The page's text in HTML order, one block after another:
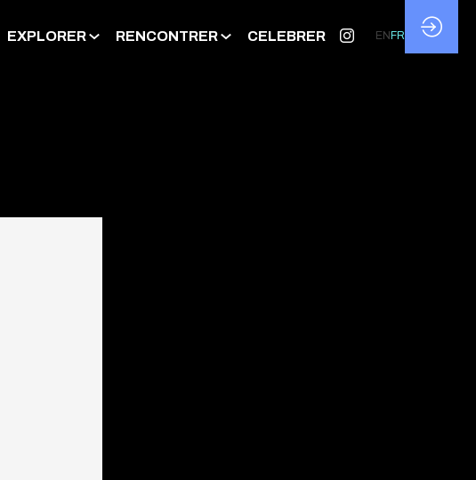
EXPLORER RENCONTRER CELEBRER EN FR